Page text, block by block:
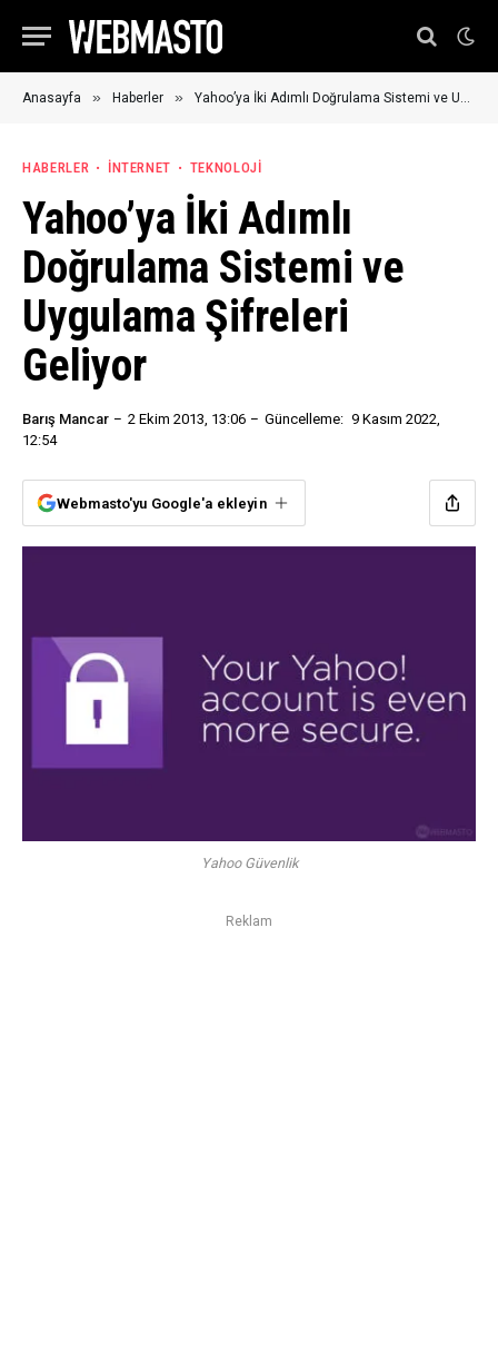
Anasayfa » Haberler » Yahoo’ya İki Adımlı Doğrulama Sistemi ve Uygulama Şifreleri Geliyor
HABERLER İNTERNET TEKNOLOJI
Yahoo’ya İki Adımlı
Doğrulama Sistemi ve
Uygulama Şifreleri
Geliyor
Barış Mancar 2 Ekim 2013, 13:06 Güncelleme: 9 Kasım 2022,
12:54
Webmasto'yu Google'a ekleyin
Yahoo Güvenlik
Reklam